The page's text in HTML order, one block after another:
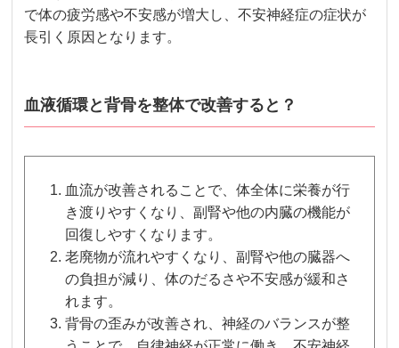
で体の疲労感や不安感が増大し、不安神経症の症状が
長引く原因となります。
血液循環と背骨を整体で改善すると？
血流が改善されることで、体全体に栄養が行
き渡りやすくなり、副腎や他の内臓の機能が
回復しやすくなります。
老廃物が流れやすくなり、副腎や他の臓器へ
の負担が減り、体のだるさや不安感が緩和さ
れます。
背骨の歪みが改善され、神経のバランスが整